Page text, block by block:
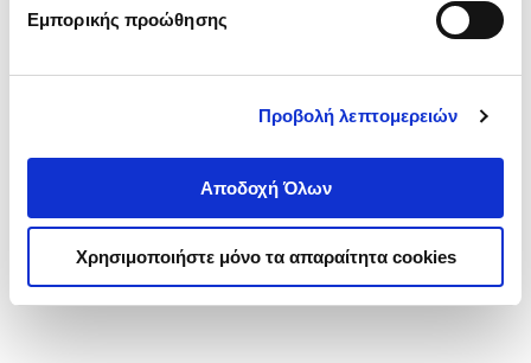
Εμπορικής προώθησης
Προβολή λεπτομερειών
Αποδοχή Όλων
Χρησιμοποιήστε μόνο τα απαραίτητα cookies